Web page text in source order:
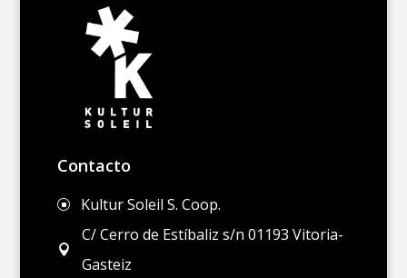
Contacto
] Kultur Soleil S. Coop.

C/ Cerro de Estíbaliz s/n 01193 Vitoria-
Gasteiz